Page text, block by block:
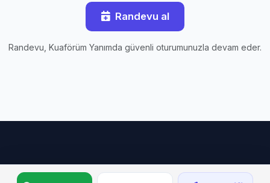
Randevu al
Randevu, Kuaförüm Yanımda güvenli oturumunuzla devam eder.